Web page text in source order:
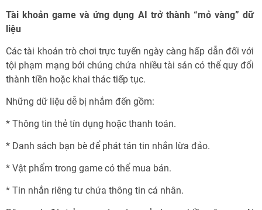
Tài khoản game và ứng dụng AI trở thành “mỏ vàng” dữ
liệu
Các tài khoản trò chơi trực tuyến ngày càng hấp dẫn đối với
tội phạm mạng bởi chúng chứa nhiều tài sản có thể quy đổi
thành tiền hoặc khai thác tiếp tục.
Những dữ liệu dễ bị nhắm đến gồm:
* Thông tin thẻ tín dụng hoặc thanh toán.
* Danh sách bạn bè để phát tán tin nhắn lừa đảo.
* Vật phẩm trong game có thể mua bán.
* Tin nhắn riêng tư chứa thông tin cá nhân.